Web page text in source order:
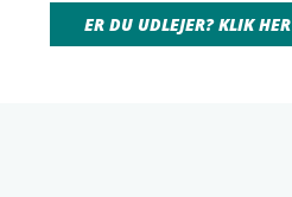
ER DU UDLEJER? KLIK HER